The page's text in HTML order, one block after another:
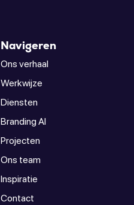
Navigeren
Ons verhaal
Werkwijze
Diensten
Branding AI
Projecten
Ons team
Inspiratie
Contact